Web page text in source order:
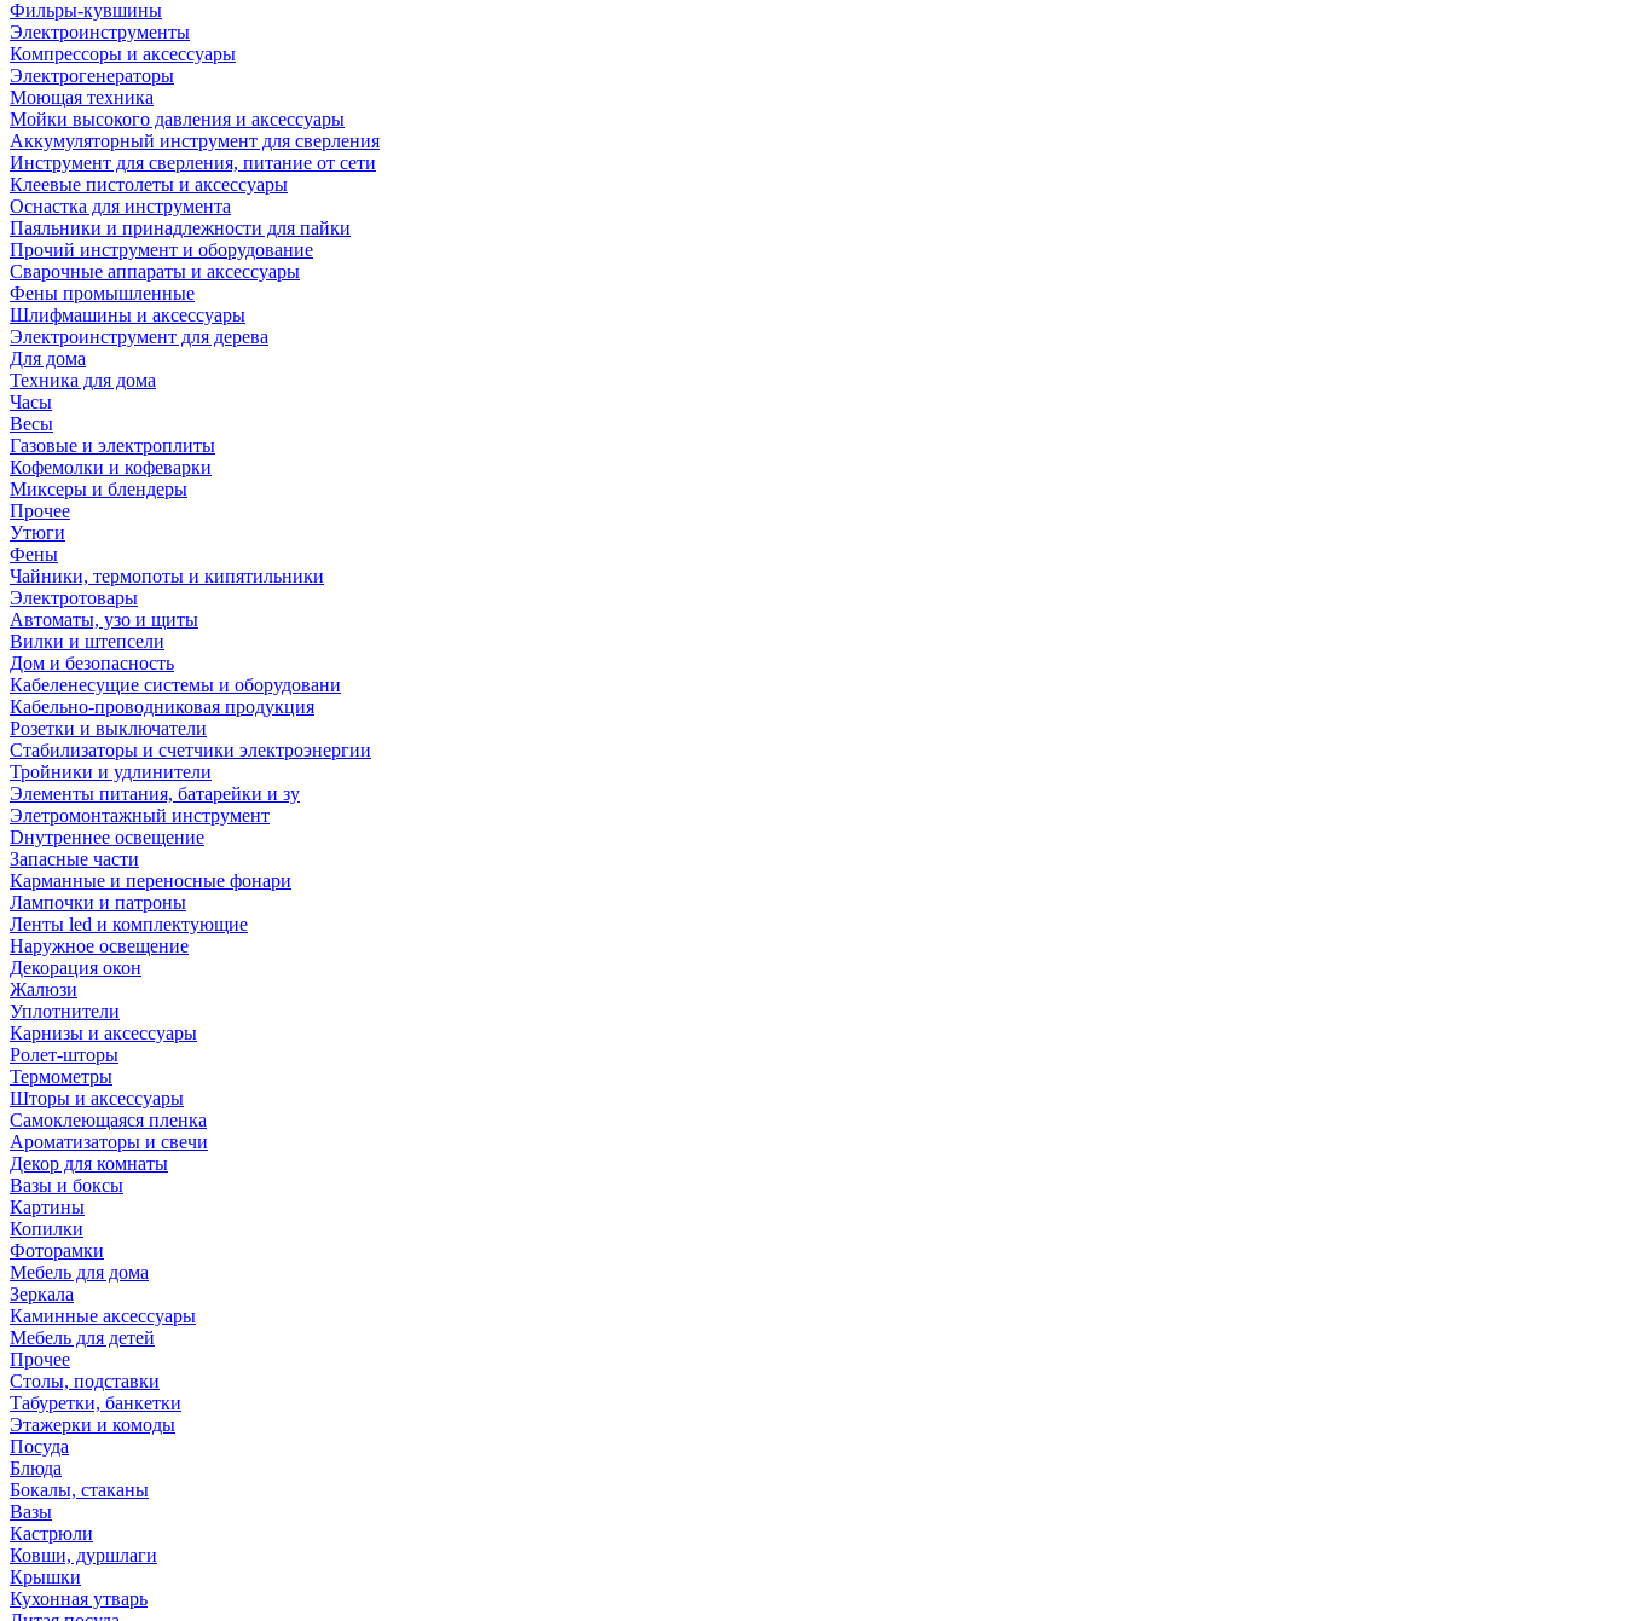
Фильры-кувшины
Электроинструменты
Компрессоры и аксессуары
Электрогенераторы
Моющая техника
Мойки высокого давления и аксессуары
Аккумуляторный инструмент для сверления
Инструмент для сверления, питание от сети
Клеевые пистолеты и аксессуары
Оснастка для инструмента
Паяльники и принадлежности для пайки
Прочий инструмент и оборудование
Сварочные аппараты и аксессуары
Фены промышленные
Шлифмашины и аксессуары
Электроинструмент для дерева
Для дома
Техника для дома
Часы
Весы
Газовые и электроплиты
Кофемолки и кофеварки
Миксеры и блендеры
Прочее
Утюги
Фены
Чайники, термопоты и кипятильники
Электротовары
Автоматы, узо и щиты
Вилки и штепсели
Дом и безопасность
Кабеленесущие системы и оборудовани
Кабельно-проводниковая продукция
Розетки и выключатели
Стабилизаторы и счетчики электроэнергии
Тройники и удлинители
Элементы питания, батарейки и зу
Элетромонтажный инструмент
Dнутреннее освещение
Запасные части
Карманные и переносные фонари
Лампочки и патроны
Ленты led и комплектующие
Наружное освещение
Декорация окон
Жалюзи
Уплотнители
Карнизы и аксессуары
Ролет-шторы
Термометры
Шторы и аксессуары
Самоклеющаяся пленка
Ароматизаторы и свечи
Декор для комнаты
Вазы и боксы
Картины
Копилки
Фоторамки
Мебель для дома
Зеркала
Каминные аксессуары
Мебель для детей
Прочее
Столы, подставки
Табуретки, банкетки
Этажерки и комоды
Посуда
Блюда
Бокалы, стаканы
Вазы
Кастрюли
Ковши, дуршлаги
Крышки
Кухонная утварь